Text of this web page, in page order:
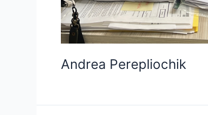
Andrea Perepliochik